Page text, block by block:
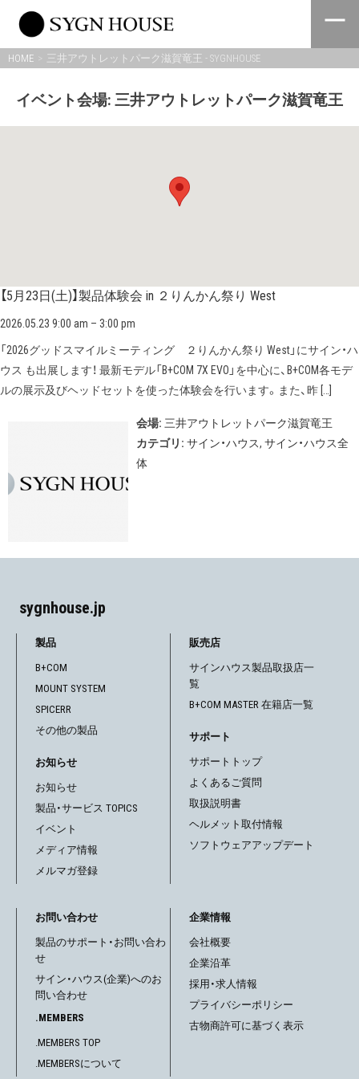
content
HOME 三井アウトレットパーク滋賀竜王 - SYGNHOUSE
イベント会場: 三井アウトレットパーク滋賀竜王
【5月23日(土)】製品体験会 in ２りんかん祭り West
2026.05.23 9:00 am – 3:00 pm
「2026グッドスマイルミーティング ２りんかん祭り West」にサイン・ハ
ウス も出展します！ 最新モデル「B+COM 7X EVO」を中心に、B+COM各モデ
ルの展示及びヘッドセットを使った体験会を行います。また、昨 […]
会場: 三井アウトレットパーク滋賀竜王
カテゴリ: サイン・ハウス, サイン・ハウス全
体
sygnhouse.jp
製品
B+COM
MOUNT SYSTEM
SPICERR
その他の製品
お知らせ
お知らせ
製品・サービス TOPICS
イベント
メディア情報
メルマガ登録
販売店
サインハウス製品取扱店一
覧
B+COM MASTER 在籍店一覧
サポート
サポートトップ
よくあるご質問
取扱説明書
ヘルメット取付情報
ソフトウェアアップデート
お問い合わせ
製品のサポート・お問い合わ
せ
サイン・ハウス(企業)へのお
問い合わせ
.MEMBERS
.MEMBERS TOP
.MEMBERSについて
企業情報
会社概要
企業沿革
採用・求人情報
プライバシーポリシー
古物商許可に基づく表示